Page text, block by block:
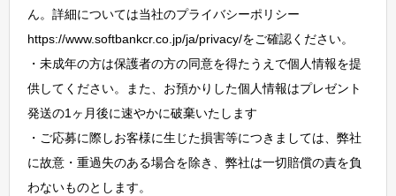
ん。詳細については当社のプライバシーポリシー
https://www.softbankcr.co.jp/ja/privacy/をご確認ください。
・未成年の方は保護者の方の同意を得たうえで個人情報を提
供してください。また、お預かりした個人情報はプレゼント
発送の1ヶ月後に速やかに破棄いたします
・ご応募に際しお客様に生じた損害等につきましては、弊社
に故意・重過失のある場合を除き、弊社は一切賠償の責を負
わないものとします。